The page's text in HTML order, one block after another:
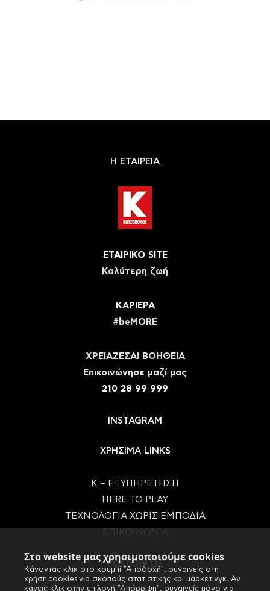
Στο website μας χρησιμοποιούμε cookies
Κάνοντας κλικ στο κουμπί "Αποδοχή", συναινείς στη
χρήση cookies για σκοπούς στατιστικής και μάρκετινγκ. Αν
κάνεις κλικ στην επιλογή "Απόρριψη", συναινείς μόνο για
Η ΕΤΑΙΡΕΙΑ
ΕΤΑΙΡΙΚΟ SITE
Καλύτερη ζωή
ΚΑΡΙΕΡΑ
#beMORE
ΧΡΕΙΑΖΕΣΑΙ ΒΟΗΘΕΙΑ
Eπικοινώνησε μαζί μας
210 28 99 999
INSTAGRAM
ΧΡΗΣΙΜΑ LINKS
Κ – ΕΞΥΠΗΡΕΤΗΣΗ
HERE TO PLAY
ΤΕΧΝΟΛΟΓΙΑ ΧΩΡΙΣ ΕΜΠΟΔΙΑ
FOLLOW US